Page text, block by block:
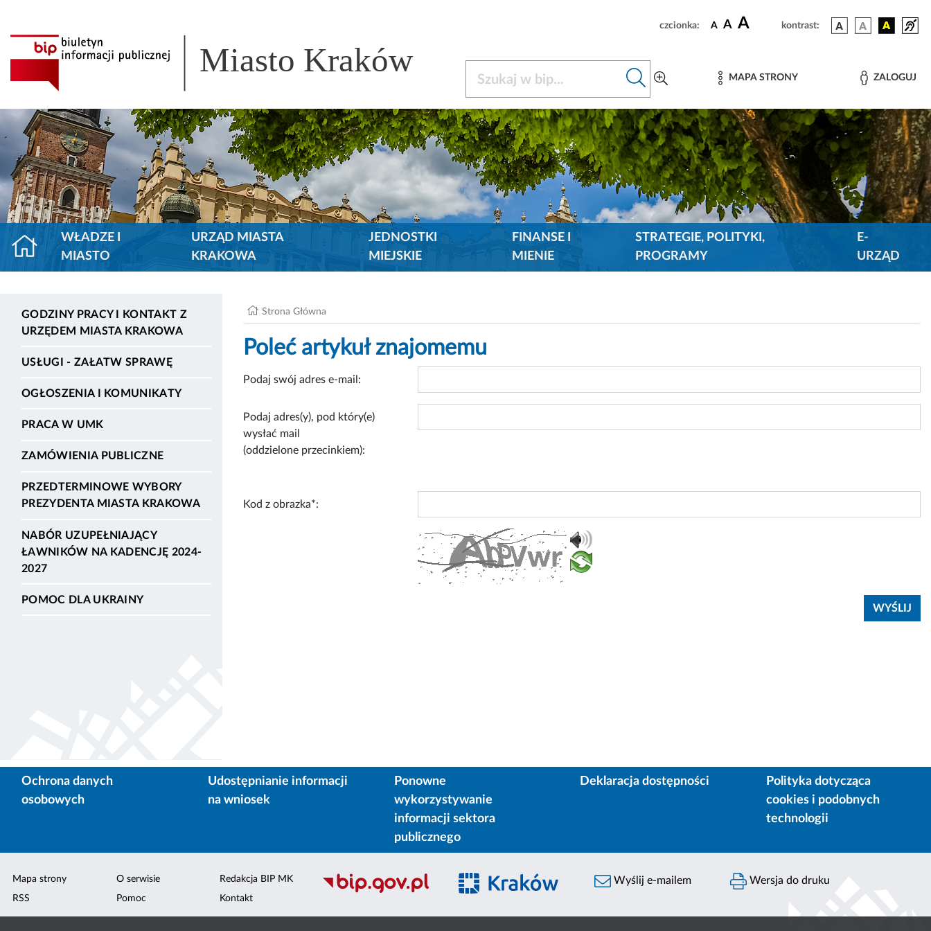
czcionka: A A A kontrast:
Miasto Kraków MAPA STRONY ZALOGUJ
WŁADZE I
MIASTO
URZĄD MIASTA
KRAKOWA
JEDNOSTKI
MIEJSKIE
FINANSE I
MIENIE
STRATEGIE, POLITYKI,
PROGRAMY
E-
URZĄD
GODZINY PRACY I KONTAKT Z
URZĘDEM MIASTA KRAKOWA
USŁUGI - ZAŁATW SPRAWĘ
OGŁOSZENIA I KOMUNIKATY
PRACA W UMK
ZAMÓWIENIA PUBLICZNE
PRZEDTERMINOWE WYBORY
PREZYDENTA MIASTA KRAKOWA
NABÓR UZUPEŁNIAJĄCY
ŁAWNIKÓW NA KADENCJĘ 2024-
2027
POMOC DLA UKRAINY
Strona Główna
Poleć artykuł znajomemu
Podaj swój adres e-mail:
Podaj adres(y), pod który(e)
wysłać mail
(oddzielone przecinkiem):
Kod z obrazka*:
Ochrona danych
osobowych
Udostępnianie informacji
na wniosek
Ponowne
wykorzystywanie
informacji sektora
publicznego
Deklaracja dostępności
Polityka dotycząca
cookies i podobnych
technologii
Mapa strony
RSS
O serwisie
Pomoc
Redakcja BIP MK
Kontakt
Wyślij e-mailem Wersja do druku